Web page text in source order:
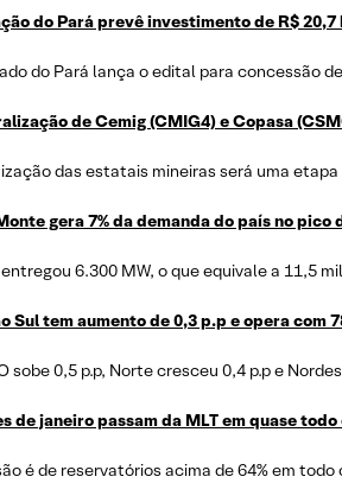
do Pará prevê investimento de R$ 20,7
do Pará lança o edital para concessão
de Cemig (CMIG4) e Copasa
das estatais mineiras será uma
gera 7% da demanda do país no pico
6.300 MW, o que equivale a 11,5
Sul tem aumento de 0,3 p.p e opera com
sobe 0,5 p.p, Norte cresceu 0,4 p.p e
de janeiro passam da MLT em quase
é de reservatórios acima de 64% em